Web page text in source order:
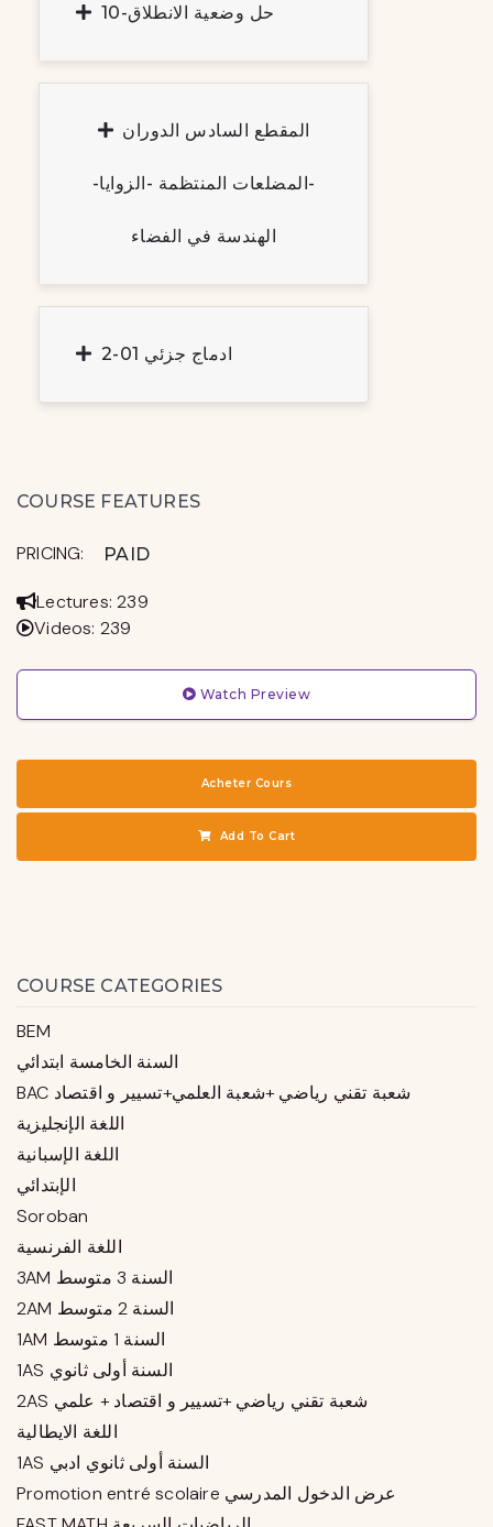
10-حل وضعية الانطلاق
المقطع السادس الدوران
-المضلعات المنتظمة -الزوايا-
الهندسة في الفضاء
2-ادماج جزئي 01
COURSE FEATURES
PRICING: PAID
Lectures: 239
Videos: 239
Watch Preview
Acheter Cours
Add To Cart
COURSE CATEGORIES
BEM
السنة الخامسة ابتدائي
BAC شعبة تقني رياضي +شعبة العلمي+تسيير و اقتصاد
اللغة الإنجليزية
اللغة الإسبانية
الإبتدائي
Soroban
اللغة الفرنسية
3AM السنة 3 متوسط
2AM السنة 2 متوسط
1AM السنة 1 متوسط
1AS السنة أولى ثانوي
2AS شعبة تقني رياضي +تسيير و اقتصاد + علمي
اللغة الايطالية
1AS السنة أولى ثانوي ادبي
Promotion entré scolaire عرض الدخول المدرسي